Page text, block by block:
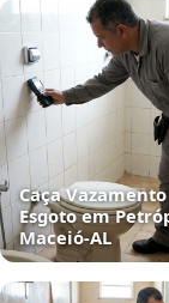
Caça
Esgoto em
Maceió‑AL